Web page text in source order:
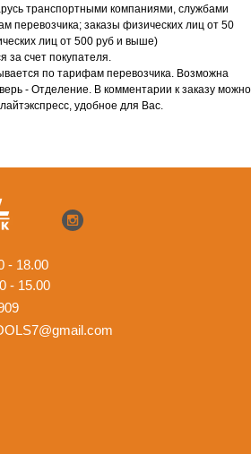
транспортными компаниями, службами
перевозчика; заказы физических лиц от 50
лиц от 500 руб и выше)
за счет покупателя.
по тарифам перевозчика. Возможна
- Отделение. В комментарии к заказу можно
удобное для Вас.
- 18.00
- 15.00